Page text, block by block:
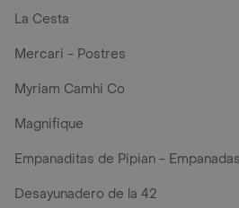
La Cesta
Mercari - Postres
Myriam Camhi Co
Magnifique
Empanaditas de Pipian - Empanadas
Desayunadero de la 42